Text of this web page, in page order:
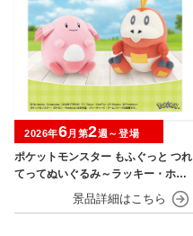
ポケットモンスター もふぐっと つれ
てってぬいぐるみ～ラッキー・ホゲ
2026年6月第2週～登場